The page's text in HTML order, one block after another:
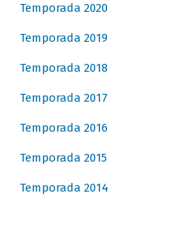
Temporada 2020
Temporada 2019
Temporada 2018
Temporada 2017
Temporada 2016
Temporada 2015
Temporada 2014